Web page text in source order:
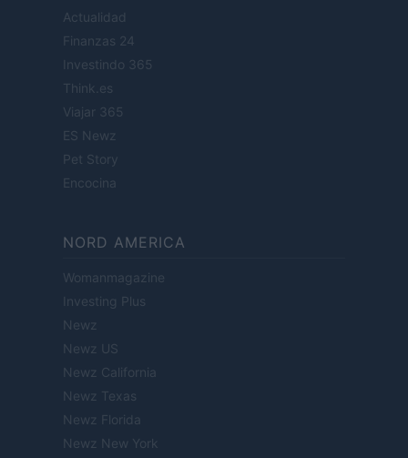
Actualidad
Finanzas 24
Investindo 365
Think.es
Viajar 365
ES Newz
Pet Story
Encocina
NORD AMERICA
Womanmagazine
Investing Plus
Newz
Newz US
Newz California
Newz Texas
Newz Florida
Newz New York